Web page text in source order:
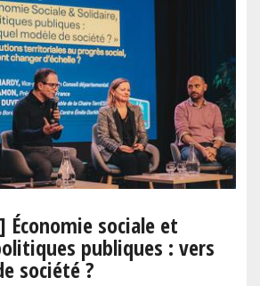
Économie sociale et
publiques : vers
société ?